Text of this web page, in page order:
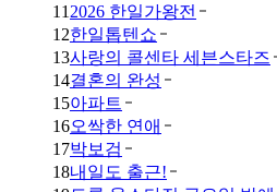
11 2026 한일가왕전
12한일톱텐쇼
13사랑의 콜센타 세븐스타즈
14결혼의 완성
15아파트
16오싹한 연애
17박보검
18내일도 출근!